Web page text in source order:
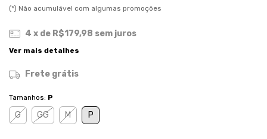
(*) Não acumulável com algumas promoções
4 x de R$179,98 sem juros
Ver mais detalhes
Frete grátis
Tamanhos: P
G GG M P